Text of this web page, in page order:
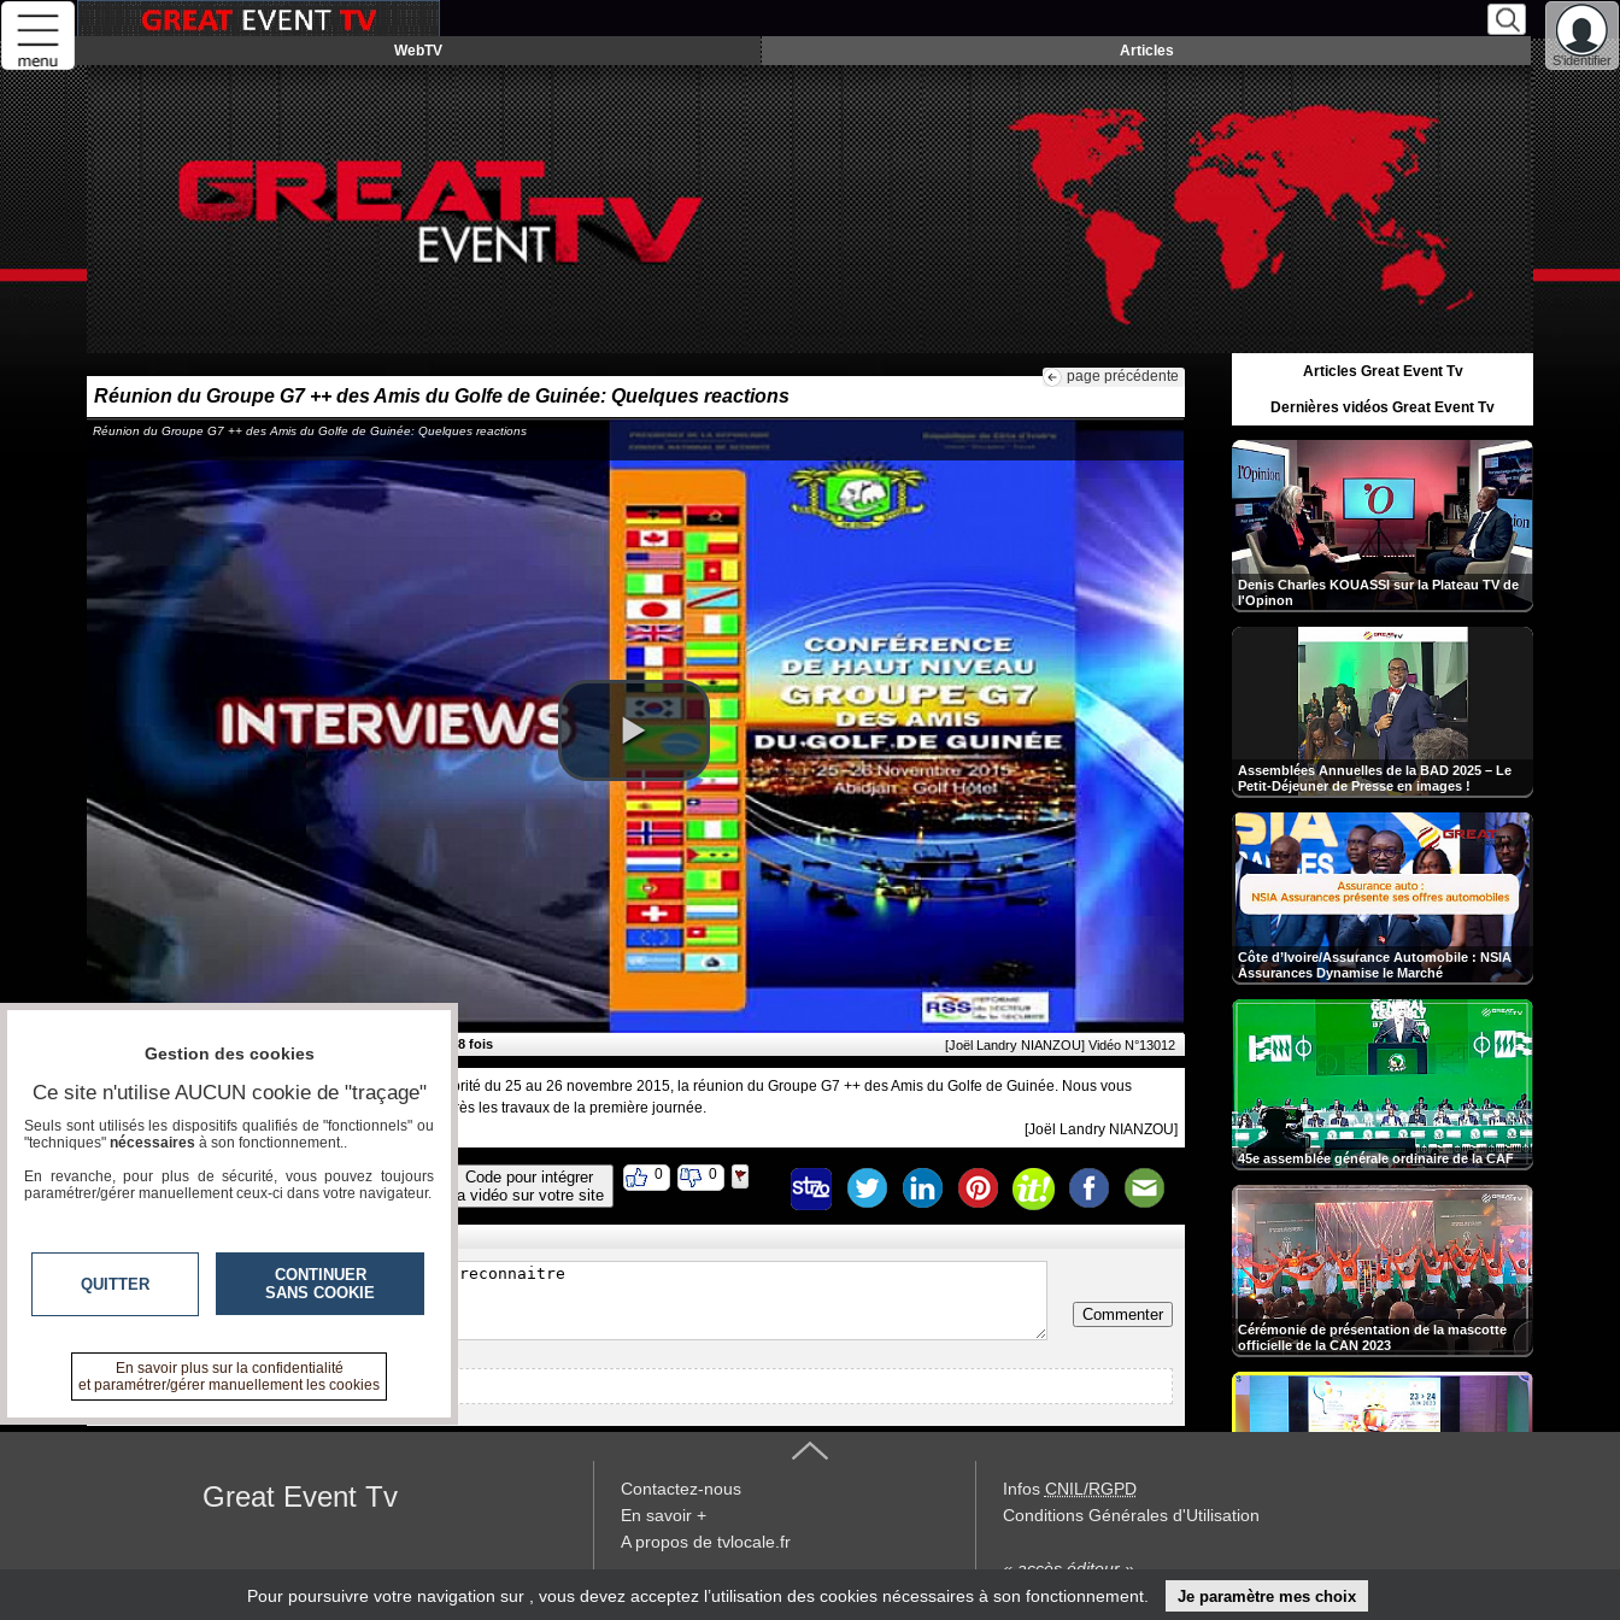
S'identifier
WebTV Articles
page précédente
Réunion du Groupe G7 ++ des Amis du Golfe de Guinée: Quelques reactions
Réunion du Groupe G7 ++ des Amis du Golfe de Guinée: Quelques reactions
Vu 3758 fois [Joël Landry NIANZOU] Vidéo N°13012
Abidjan, la capitale économique de la Côte d’Ivoire a abrité du 25 au 26 novembre 2015, la réunion du Groupe G7 ++ des Amis du Golfe de Guinée. Nous vous
proposons les impressions de certaines participants après les travaux de la première journée.
[Joël Landry NIANZOU]
Toutes les vidéos 0 0
Code pour intégrer
la vidéo sur votre site
Commenter
Aucun commentaire pour l'instant
Articles Great Event Tv
Dernières vidéos Great Event Tv
Denis Charles KOUASSI sur la Plateau TV de
l'Opinon
Assemblées Annuelles de la BAD 2025 – Le
Petit-Déjeuner de Presse en images !
Côte d’Ivoire/Assurance Automobile : NSIA
Assurances Dynamise le Marché
45e assemblée générale ordinaire de la CAF
Cérémonie de présentation de la mascotte
officielle de la CAN 2023
Conférence de presse de la 2e édition du
Great Event Tv
Contactez-nous
En savoir +
A propos de tvlocale.fr
S'abonner à la Lettre d'information
Infos CNIL/RGPD
Conditions Générales d'Utilisation
« accès éditeur »
Pour poursuivre votre navigation sur
, vous devez acceptez l’utilisation des cookies nécessaires à son fonctionnement. Je paramètre mes choix
Gestion des cookies
Ce site n'utilise AUCUN cookie de "traçage"
Seuls sont utilisés les dispositifs qualifiés de "fonctionnels" ou
"techniques" nécessaires à son fonctionnement..
En revanche, pour plus de sécurité, vous pouvez toujours
paramétrer/gérer manuellement ceux-ci dans votre navigateur.
QUITTER
CONTINUER
SANS COOKIE
En savoir plus sur la confidentialité
et paramétrer/gérer manuellement les cookies